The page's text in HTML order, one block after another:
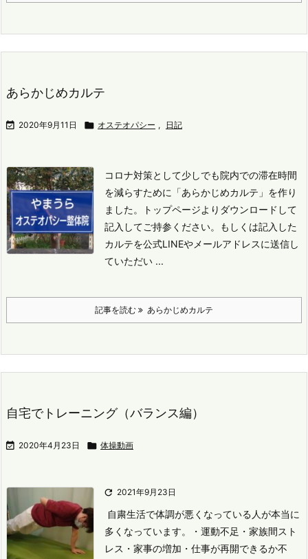
あらかじめカルテ
 2020年9月11日  オステオパシー , 日記
コロナ対策として少しでも院内での滞在時間
を減らすために「あらかじめカルテ」を作り
ました。
トップページよりダウンロードして
記入してご持参ください。
もしくは記入した
カルテを公式LINEやメールアドレスに送信し
ていただい ...
記事を読む あらかじめカルテ
自宅でトレーニング（バランス編）
 2020年4月23日  体操動画
 2021年9月23日
自粛生活で体調が悪くなっている人が本当に
多くなっています。
・運動不足 ・家族間スト
レス ・家事の増加 ・仕事が再開できるか不